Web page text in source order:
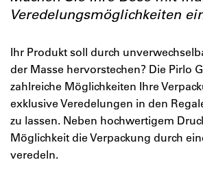
Veredelungsmöglichkeiten
Ihr Produkt soll durch
der Masse hervorstechen? Die Pirlo
zahlreiche Möglichkeiten Ihre
exklusive Veredelungen in den
zu lassen. Neben hochwertigem
Möglichkeit die Verpackung durch
veredeln.